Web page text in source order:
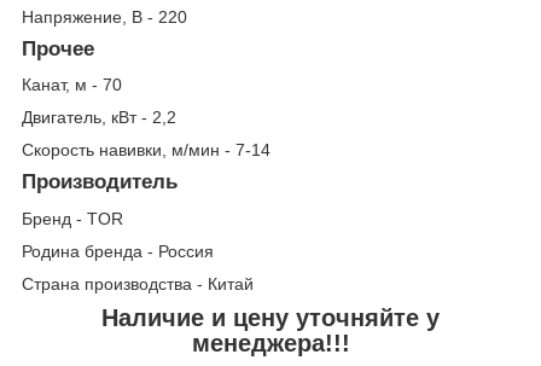
Напряжение, В - 220
Прочее
Канат, м - 70
Двигатель, кВт - 2,2
Скорость навивки, м/мин - 7-14
Производитель
Бренд - TOR
Родина бренда - Россия
Страна производства - Китай
Наличие и цену уточняйте у
менеджера!!!